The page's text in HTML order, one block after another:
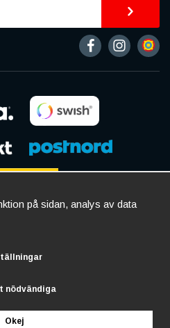
på sidan, analys av data
nödvändiga
Okej